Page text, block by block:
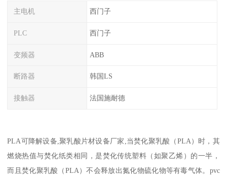
主电机 西门子
PLC 西门子
变频器 ABB
断路器 韩国LS
接触器 法国施耐德
PLA可降解设备,聚乳酸片材设备厂家,当焚化聚乳酸（PLA）时，其
燃烧热值与焚化纸类相同，是焚化传统塑料（如聚乙烯）的一半，
而且焚化聚乳酸（PLA）不会释放出氮化物硫化物等有毒气体。pvc